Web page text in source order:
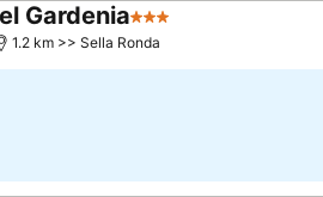
Gardenia3 Počet hvězdiček
1.2 km >> Sella Ronda